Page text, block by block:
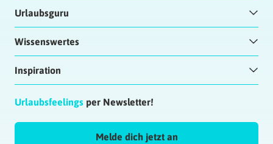
Urlaubsguru
Wissenswertes
Inspiration
Urlaubsfeelings per Newsletter!
Melde dich jetzt an